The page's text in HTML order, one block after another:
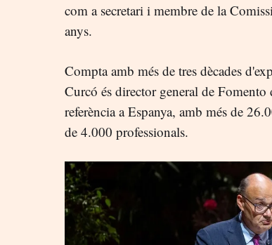
com a secretari i membre de la
anys.
Compta amb més de tres dècades
Curcó és director general de
referència a Espanya, amb més de
de 4.000 professionals.